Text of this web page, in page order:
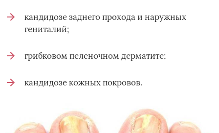
кандидозе заднего прохода и наружных
гениталий;
грибковом пеленочном дерматите;
кандидозе кожных покровов.